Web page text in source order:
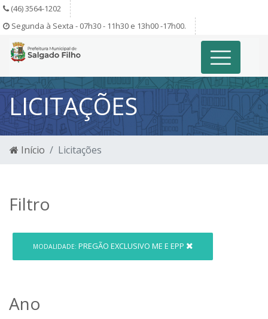
(46) 3564-1202
Segunda à Sexta - 07h30 - 11h30 e 13h00 -17h00.
LICITAÇÕES
Início Licitações
Filtro
MODALIDADE: PREGÃO EXCLUSIVO ME E EPP
Ano